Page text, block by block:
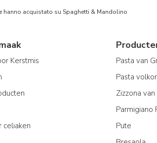
hanno acquistato su Spaghetti & Mandolino
Kerstmis
celiaken
Pasta van
Pasta
Zizzona
Parmigiano
Pute